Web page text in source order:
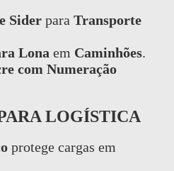
Sider para Transporte
Lona em Caminhões.
com Numeração
LOGÍSTICA
protege cargas em